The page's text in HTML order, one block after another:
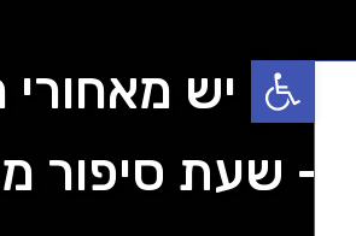
פתח סרגל נגישותיש מאחורי
שעת סיפור